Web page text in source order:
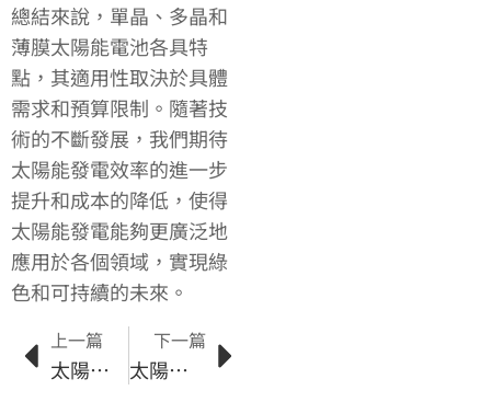
總結來說，單晶、多晶和
薄膜太陽能電池各具特
點，其適用性取決於具體
需求和預算限制。隨著技
術的不斷發展，我們期待
太陽能發電效率的進一步
提升和成本的降低，使得
太陽能發電能夠更廣泛地
應用於各個領域，實現綠
色和可持續的未來。
上一篇
太陽能儲能在能源轉型中的關鍵角色
下一篇
太陽能工業在能源轉型中的角色與貢獻